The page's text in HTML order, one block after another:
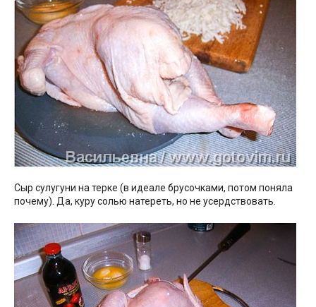
Сыр сулугуни на терке (в идеале брусочками, потом поняла
почему). Да, куру солью натереть, но не усердствовать.